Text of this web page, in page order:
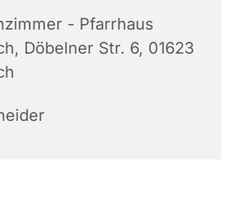
- Pfarrhaus
Döbelner Str. 6, 01623